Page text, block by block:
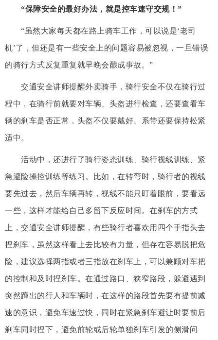
“保障安全的最好办法，就是控车速守交规！”
“虽然大家每天都在路上骑车工作，可以说是‘老司
机’了，但还是有一些安全上的问题容易被忽视，一旦错误
的骑行方式反复重复就早晚会酿成事故。”
交通安全讲师提醒外卖骑手，骑行安全不仅在骑行过
程中，在骑行前就要对车辆、头盔进行检查，还要查看车
辆的刹车是否正常，头盔不仅要戴好、系带还要保持松紧
适中。
活动中，还进行了骑行姿态训练、骑行视线训练、紧
急避险操控训练等练习。比如，在转弯时，骑行者的视线
要先过去，然后车辆再转，视线不能只盯着眼前，要看远
一些，这样才能给自己多留下反应时间。在刹车的方式
上，交通安全讲师提醒，有些骑行者喜欢用四个手指头去
捏刹车，虽然这样看上去比较有力量，但存在容易脱把危
险，建议选择两指或者三指放在刹车上，可以兼顾对车把
的控制和及时捏刹车。在通过路口、狭窄路段，躲避遇到
突然蹿出的行人和车辆时，在这样的路段首先要有提前减
速的意识，避免车速过快，同时在紧急刹车避让时要前后
刹车同时捏下，避免前轮或后轮单独刹车引发的侧滑问